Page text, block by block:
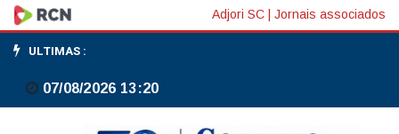
Fluxo
cambial
total
Adjori SC Jornais associados
ULTIMAS :
07/08/2026 13:20